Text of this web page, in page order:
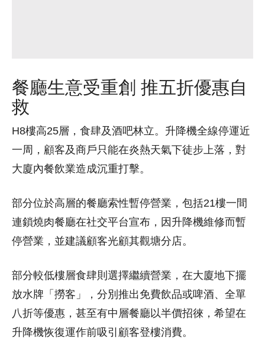
餐廳生意受重創 推五折優惠自
救
H8樓高25層，食肆及酒吧林立。升降機全線停運近
一周，顧客及商戶只能在炎熱天氣下徒步上落，對
大廈內餐飲業造成沉重打擊。
部分位於高層的餐廳索性暫停營業，包括21樓一間
連鎖燒肉餐廳在社交平台宣布，因升降機維修而暫
停營業，並建議顧客光顧其觀塘分店。
部分較低樓層食肆則選擇繼續營業，在大廈地下擺
放水牌「撈客」，分別推出免費飲品或啤酒、全單
八折等優惠，甚至有中層餐廳以半價招徠，希望在
升降機恢復運作前吸引顧客登樓消費。